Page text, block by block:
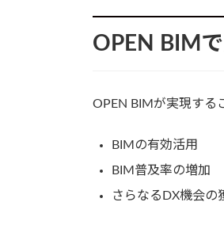
OPEN BIM
OPEN BIMが実現する
BIMの有効活用
BIM普及率の増加
さらなるDX機会の